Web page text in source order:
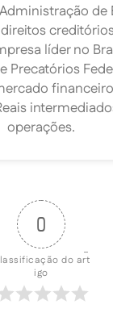
de
líder no
Precatórios
operações.
0
do art
igo